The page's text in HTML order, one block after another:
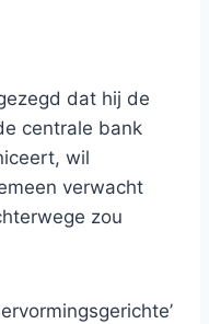
dat hij de
centrale bank
wil
verwacht
zou